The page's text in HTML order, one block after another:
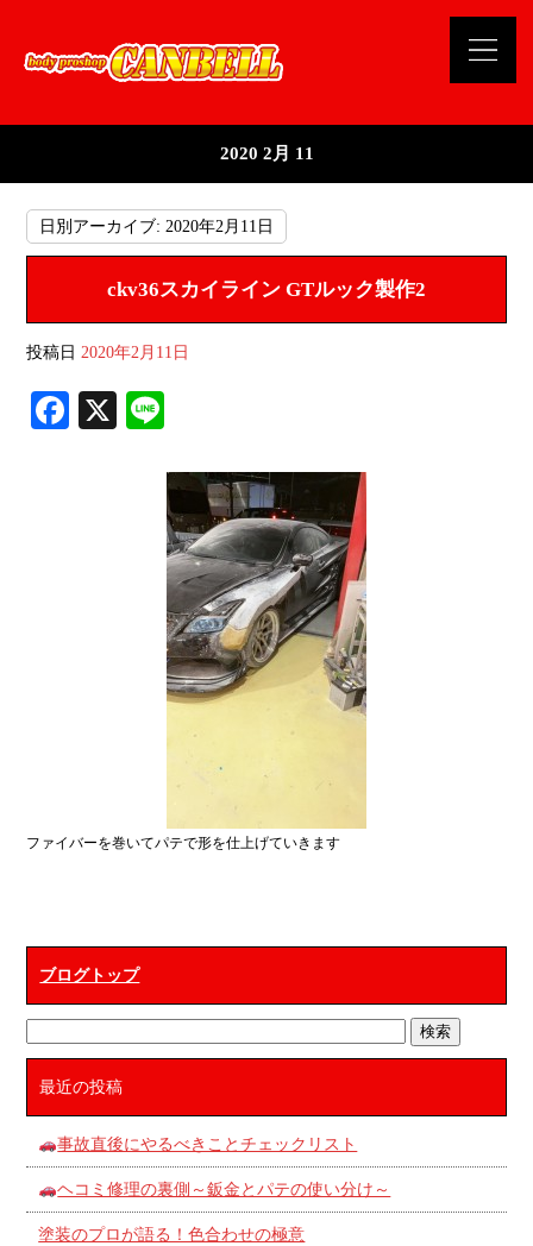
2020 2月 11
日別アーカイブ:2020年2月11日
ckv36スカイライン GTルック製作2
投稿日 2020年2月11日
Fa X
ファイバーを巻いてパテで形を仕上げていきます
ブログトップ
最近の投稿
事故直後にやるべきことチェックリスト
ヘコミ修理の裏側～鈑金とパテの使い分け～
塗装のプロが語る！色合わせの極意